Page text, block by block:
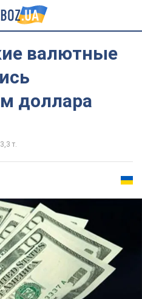
валютные
доллара
3,3 т.